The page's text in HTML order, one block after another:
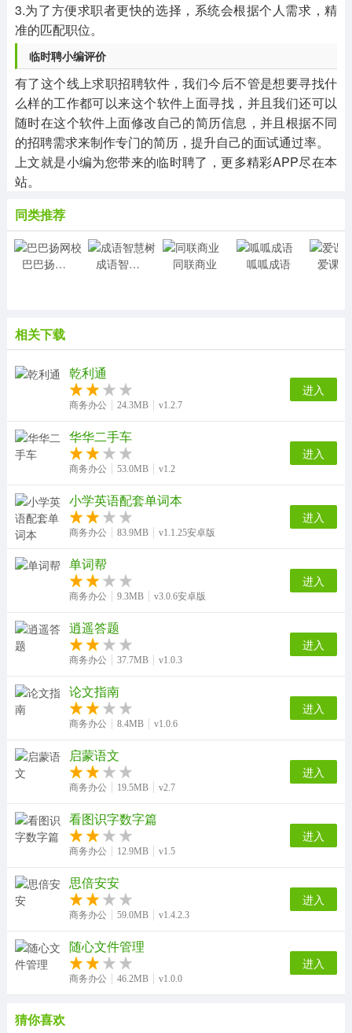
3.为了方便求职者更快的选择，系统会根据个人需求，精
准的匹配职位。
临时聘小编评价
有了这个线上求职招聘软件，我们今后不管是想要寻找什
么样的工作都可以来这个软件上面寻找，并且我们还可以
随时在这个软件上面修改自己的简历信息，并且根据不同
的招聘需求来制作专门的简历，提升自己的面试通过率。
上文就是小编为您带来的临时聘了，更多精彩APP尽在本
站。
同类推荐
巴巴扬网校 成语智慧树 同联商业 呱呱成语
相关下载
乾利通
商务办公 24.3MB v1.2.7
进入
华华二手车
商务办公 53.0MB v1.2
进入
小学英语配套单词本
商务办公 83.9MB v1.1.25安卓版
进入
单词帮
商务办公 9.3MB v3.0.6安卓版
进入
逍遥答题
商务办公 37.7MB v1.0.3
进入
论文指南
商务办公 8.4MB v1.0.6
进入
启蒙语文
商务办公 19.5MB v2.7
进入
看图识字数字篇
商务办公 12.9MB v1.5
进入
思倍安安
商务办公 59.0MB v1.4.2.3
进入
随心文件管理
商务办公 46.2MB v1.0.0
进入
猜你喜欢